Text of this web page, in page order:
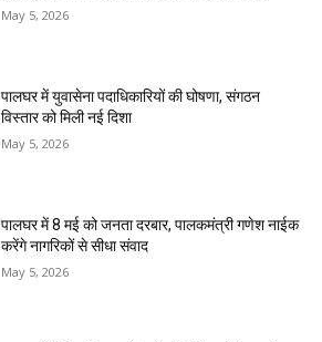
May 5, 2026
पालघर में युवासेना पदाधिकारियों की घोषणा, संगठन
विस्तार को मिली नई दिशा
May 5, 2026
पालघर में 8 मई को जनता दरबार, पालकमंत्री गणेश नाईक
करेंगे नागरिकों से सीधा संवाद
May 5, 2026